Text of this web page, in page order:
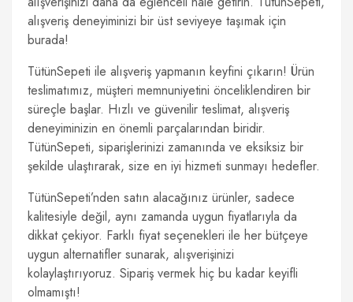
alışveriş deneyiminizi bir üst seviyeye taşımak için
burada!
TütünSepeti ile alışveriş yapmanın keyfini çıkarın! Ürün
teslimatımız, müşteri memnuniyetini önceliklendiren bir
süreçle başlar. Hızlı ve güvenilir teslimat, alışveriş
deneyiminizin en önemli parçalarından biridir.
TütünSepeti, siparişlerinizi zamanında ve eksiksiz bir
şekilde ulaştırarak, size en iyi hizmeti sunmayı hedefler.
TütünSepeti’nden satın alacağınız ürünler, sadece
kalitesiyle değil, aynı zamanda uygun fiyatlarıyla da
dikkat çekiyor. Farklı fiyat seçenekleri ile her bütçeye
uygun alternatifler sunarak, alışverişinizi
kolaylaştırıyoruz. Sipariş vermek hiç bu kadar keyifli
olmamıştı!